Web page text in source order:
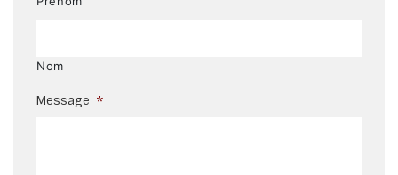
Nom
Message *